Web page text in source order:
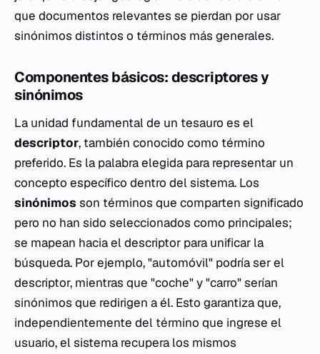
que documentos relevantes se pierdan por usar
sinónimos distintos o términos más generales.
Componentes básicos: descriptores y
sinónimos
La unidad fundamental de un tesauro es el
descriptor, también conocido como término
preferido. Es la palabra elegida para representar un
concepto específico dentro del sistema. Los
sinónimos son términos que comparten significado
pero no han sido seleccionados como principales;
se mapean hacia el descriptor para unificar la
búsqueda. Por ejemplo, "automóvil" podría ser el
descriptor, mientras que "coche" y "carro" serían
sinónimos que redirigen a él. Esto garantiza que,
independientemente del término que ingrese el
usuario, el sistema recupera los mismos